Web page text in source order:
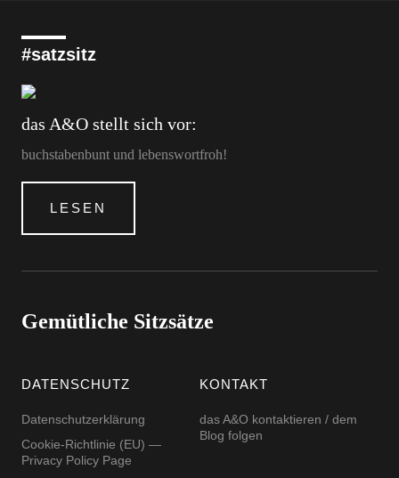
#satzsitz
das A&O stellt sich vor:
buchstabenbunt und lebenswortfroh!
LESEN
Gemütliche Sitzsätze
DATENSCHUTZ
Datenschutzerklärung
Cookie-Richtlinie (EU) —
Privacy Policy Page
KONTAKT
das A&O kontaktieren / dem
Blog folgen